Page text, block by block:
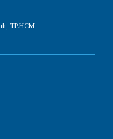
TP.HCM